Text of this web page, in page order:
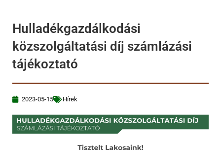
Hulladékgazdálkodási
közszolgáltatási díj számlázási
tájékoztató
2023-05-15 Hírek